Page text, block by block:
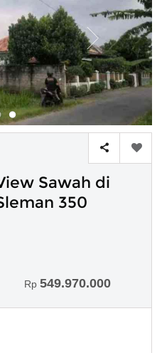
Sawah di
350
Rp 549.970.000
Untuk hasil simulasi
pada kotak-
Simpan